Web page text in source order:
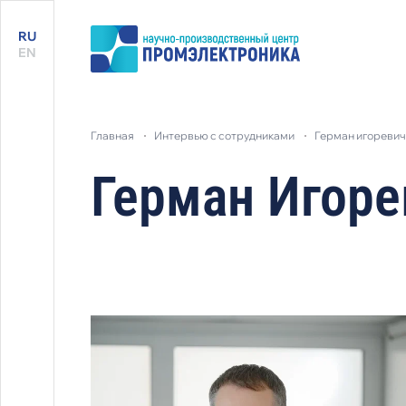
RU
EN
главная интервью с сотрудниками герман
Герман